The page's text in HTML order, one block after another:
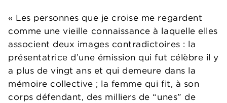
« Les personnes que je croise me regardent
comme une vieille connaissance à laquelle elles
associent deux images contradictoires : la
présentatrice d’une émission qui fut célèbre il y
a plus de vingt ans et qui demeure dans la
mémoire collective ; la femme qui fit, à son
corps défendant, des milliers de “unes” de